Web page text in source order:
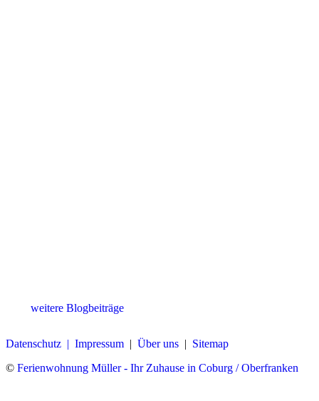
weitere Blogbeiträge
Datenschutz | Impressum | Über uns | Sitemap
© Ferienwohnung Müller - Ihr Zuhause in Coburg / Oberfranken